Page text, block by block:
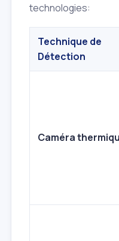
technologies:
Technique de
Détection
Caméra